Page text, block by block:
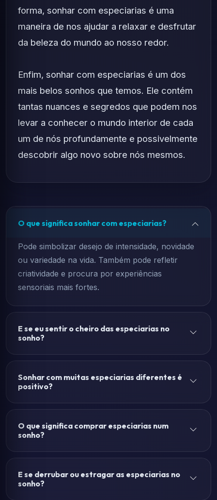
forma, sonhar com especiarias é uma
maneira de nos ajudar a relaxar e desfrutar
da beleza do mundo ao nosso redor.
Enfim, sonhar com especiarias é um dos
mais belos sonhos que temos. Ele contém
tantas nuances e segredos que podem nos
levar a conhecer o mundo interior de cada
um de nós profundamente e possivelmente
descobrir algo novo sobre nós mesmos.
O que significa sonhar com especiarias?
Pode simbolizar desejo de intensidade, novidade
ou variedade na vida. Também pode refletir
criatividade e procura por experiências
sensoriais mais fortes.
E se eu sentir o cheiro das especiarias no
sonho?
Sonhar com muitas especiarias diferentes é
positivo?
O que significa comprar especiarias num
sonho?
E se derrubar ou estragar as especiarias no
sonho?